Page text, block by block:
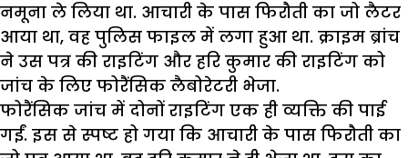
नमूना ले लिया था. आचारी के पास फिरौती का जो लैटर
आया था, वह पुलिस फाइल में लगा हुआ था. क्राइम ब्रांच
ने उस पत्र की राइटिंग और हरि कुमार की राइटिंग को
जांच के लिए फोरैंसिक लैबोरेटरी भेजा.
फोरैंसिक जांच में दोनों राइटिंग एक ही व्यक्ति की पाई
गईं. इस से स्पष्ट हो गया कि आचारी के पास फिरौती का